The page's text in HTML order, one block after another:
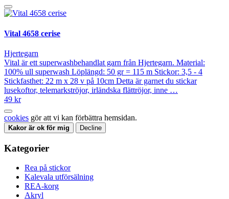
Vital 4658 cerise
Hjertegarn
Vital är ett superwashbehandlat garn från Hjertegarn. Material:
100% ull superwash Löplängd: 50 gr = 115 m Stickor: 3,5 - 4
Stickfasthet: 22 m x 28 v på 10cm Detta är garnet du stickar
lusekoftor, telemarkströjor, irländska flättröjor, inne …
49 kr
cookies gör att vi kan förbättra hemsidan.
Kakor är ok för mig Decline
Kategorier
Rea på stickor
Kalevala utförsälning
REA-korg
Akryl